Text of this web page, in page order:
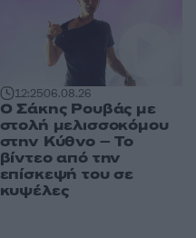
12:2506.08.26
Ο Σάκης Ρουβάς με
στολή μελισσοκόμου
στην Κύθνο – Το
βίντεο από την
επίσκεψή του σε
κυψέλες